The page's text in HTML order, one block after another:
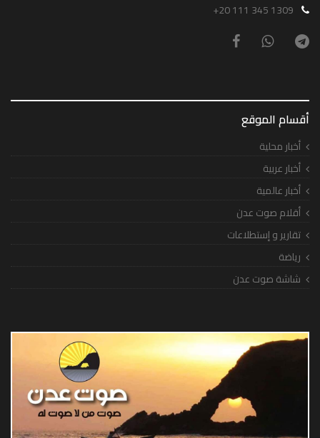
+20 111 345 1309
أقسام الموقع
أخبار محلية
أخبار عربية
أخبار عالمية
أقلام صوت عدن
تقارير و إستطلاعات
رياضة
شاشة صوت عدن